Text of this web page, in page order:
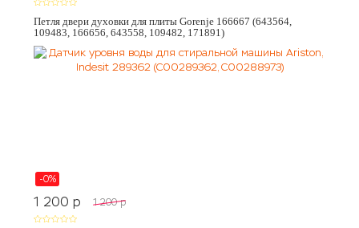
Петля двери духовки для плиты Gorenje 166667 (643564,
109483, 166656, 643558, 109482, 171891)
-0%
1 200 p 1 200 p